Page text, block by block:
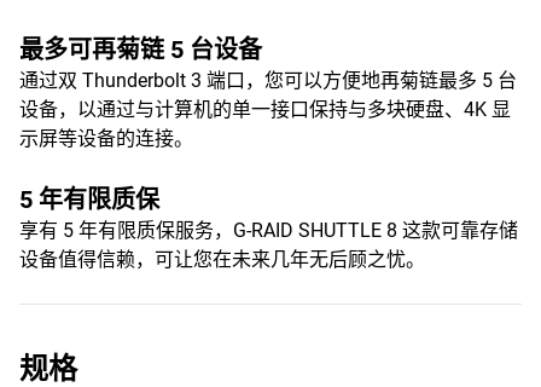
最多可再菊链 5 台设备
通过双 Thunderbolt 3 端口，您可以方便地再菊链最多 5 台
设备，以通过与计算机的单一接口保持与多块硬盘、4K 显
示屏等设备的连接。
5 年有限质保
享有 5 年有限质保服务，G-RAID SHUTTLE 8 这款可靠存储
设备值得信赖，可让您在未来几年无后顾之忧。
规格